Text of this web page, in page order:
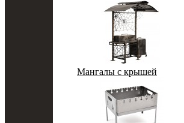
Мангалы с крышей